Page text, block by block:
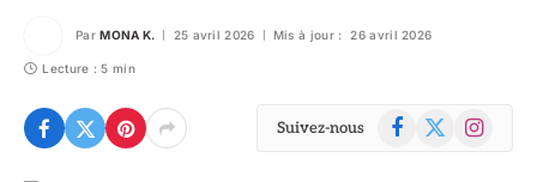
Par MONA K. 25 avril 2026 Mis à jour : 26 avril 2026
Lecture : 5 min
Suivez-nous Facebook
X
Instagram